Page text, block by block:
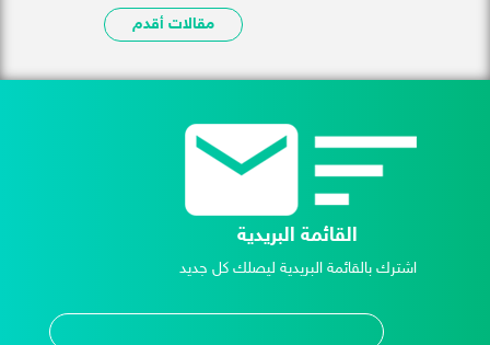
مقالات أقدم
القائمة البريدية
اشترك بالقائمة البريدية ليصلك كل جديد